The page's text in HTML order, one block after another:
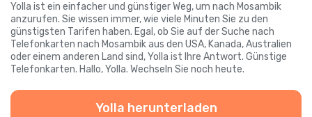
Yolla ist ein einfacher und günstiger Weg, um nach Mosambik
anzurufen. Sie wissen immer, wie viele Minuten Sie zu den
günstigsten Tarifen haben. Egal, ob Sie auf der Suche nach
Telefonkarten nach Mosambik aus den USA, Kanada, Australien
oder einem anderen Land sind, Yolla ist Ihre Antwort. Günstige
Telefonkarten. Hallo, Yolla. Wechseln Sie noch heute.
Yolla herunterladen